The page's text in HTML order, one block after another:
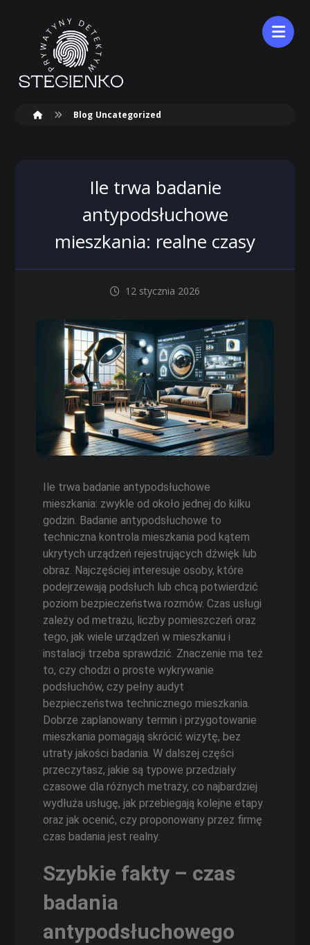
Blog Uncategorized
Ile trwa badanie
antypodsłuchowe
mieszkania: realne czasy
12 stycznia 2026
Ile trwa badanie antypodsłuchowe
mieszkania: zwykle od około jednej do kilku
godzin. Badanie antypodsłuchowe to
techniczna kontrola mieszkania pod kątem
ukrytych urządzeń rejestrujących dźwięk lub
obraz. Najczęściej interesuje osoby, które
podejrzewają podsłuch lub chcą potwierdzić
poziom bezpieczeństwa rozmów. Czas usługi
zależy od metrażu, liczby pomieszczeń oraz
tego, jak wiele urządzeń w mieszkaniu i
instalacji trzeba sprawdzić. Znaczenie ma też
to, czy chodzi o proste wykrywanie
podsłuchów, czy pełny audyt
bezpieczeństwa technicznego mieszkania.
Dobrze zaplanowany termin i przygotowanie
mieszkania pomagają skrócić wizytę, bez
utraty jakości badania. W dalszej części
przeczytasz, jakie są typowe przedziały
czasowe dla różnych metraży, co najbardziej
wydłuża usługę, jak przebiegają kolejne etapy
oraz jak ocenić, czy proponowany przez firmę
czas badania jest realny.
Szybkie fakty – czas
badania
antypodsłuchowego